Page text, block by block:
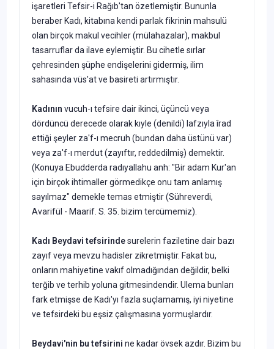
işaretleri Tefsir-i Rağıb'tan özetlemiştir. Bununla
beraber Kadı, kitabına kendi parlak fikrinin mahsulü
olan birçok makul vecihler (mülahazalar), makbul
tasarruf­lar da ilave eylemiştir. Bu cihetle sırlar
çehresinden şüphe endişelerini gidermiş, ilim
sahasında vüs'at ve basireti artırmıştır.
Kad ının vucuh-ı tefsire dair ikinci, üçüncü veya
dördüncü de­recede olarak kıyle (denildi) lafzıyla îrad
ettiği şeyler za'f-ı mecruh (bundan daha üstünü var)
veya za'f-ı merdut (zayıftır, reddedilmiş) demektir.
(Konuya Ebudderda radıyallahu anh: "Bir adam Kur'an
için birçok ihtimaller görmedikçe onu tam anlamış
sayılmaz" demekle te­mas etmiştir (Sühreverdi,
Avarifül - Maarif. S. 35. bizim tercümemiz).
Kad ı Beydavi tefsirindesurelerin faziletine dair bazı
zayıf veya mevzu hadisler zikretmiştir. Fakat bu,
onların mahiyetine vakıf olma­dığından değildir, belki
terğib ve terhib yoluna gitmesindendir. Ule­ma bunları
fark etmişse de Kadı'yı fazla suçlamamış, iyi niyetine
ve tefsirdeki bu eşsiz çalışmasına yormuşlardır.
Beydavi'nin bu tefsirini ne kadar övsek azdır. Bizim bu